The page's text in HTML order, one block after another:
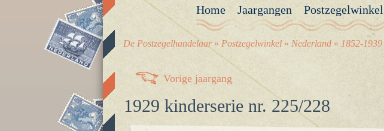
Vorige jaargang
1929 kinderserie nr. 225/228
Home Jaargangen Postzegelwinkel
De Postzegelhandelaar» Postzegelwinkel » Nederland » 1852-